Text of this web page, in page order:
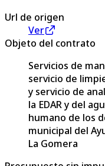
Url de origen
Ver
Objeto del contrato
Servicios de
servicio de
y servicio de
la EDAR y del
humano de los
municipal del
La Gomera